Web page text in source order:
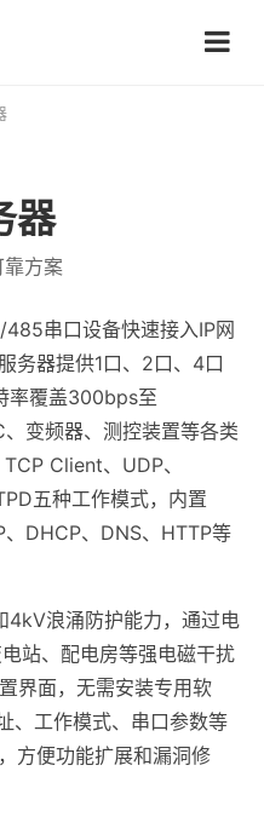
器
方案
串口设备快速接入IP网
务器提供1口、2口、4口
率覆盖300bps至
变频器、测控装置等各类
Client、UDP、
五种工作模式，内置
DHCP、DNS、HTTP等
4kV浪涌防护能力，通过电
站、配电房等强电磁干扰
界面，无需安装专用软
、工作模式、串口参数等
方便功能扩展和漏洞修